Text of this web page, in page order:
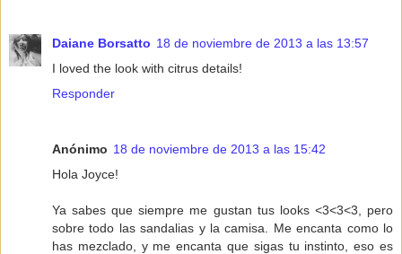
Daiane Borsatto 18 de noviembre de 2013 a las 13:57
I loved the look with citrus details!
Responder
Anónimo 18 de noviembre de 2013 a las 15:42
Hola Joyce!
Ya sabes que siempre me gustan tus looks <3<3<3, pero
sobre todo las sandalias y la camisa. Me encanta como lo
has mezclado, y me encanta que sigas tu instinto, eso es